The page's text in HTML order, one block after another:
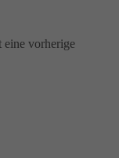
eine vorherige